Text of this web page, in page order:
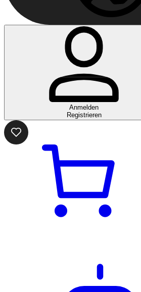
Anmelden
Registrieren